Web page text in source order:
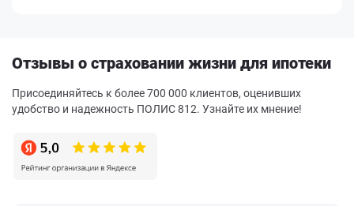
Отзывы о страховании жизни для ипотеки
Присоединяйтесь к более 700 000 клиентов, оценивших
удобство и надежность ПОЛИС 812. Узнайте их мнение!